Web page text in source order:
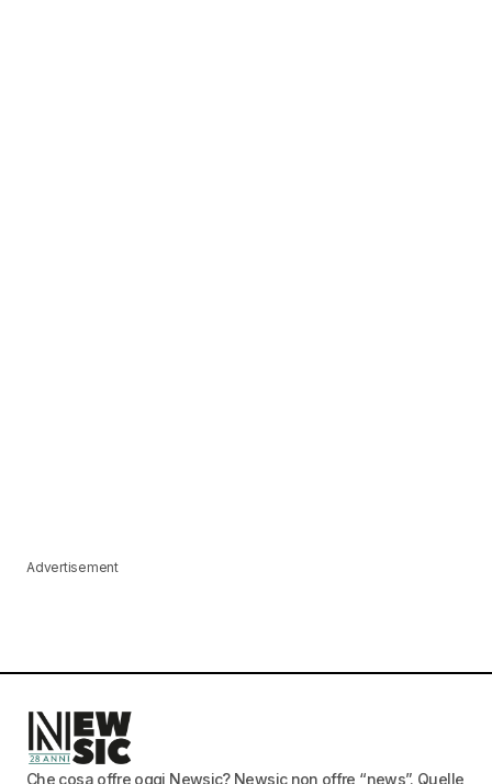
Advertisement
Che cosa offre oggi Newsic? Newsic non offre “news”. Quelle